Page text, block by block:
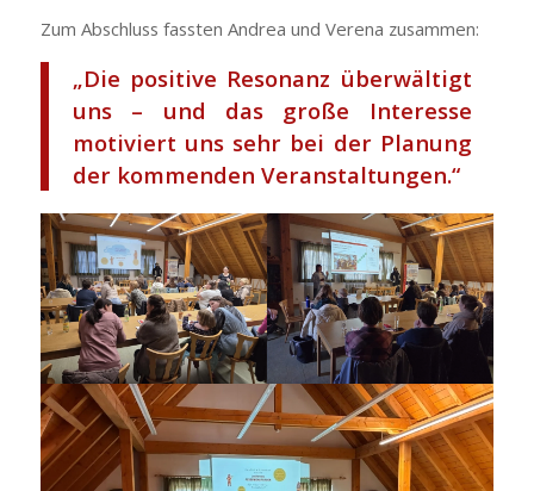
Zum Abschluss fassten Andrea und Verena zusammen:
„Die positive Resonanz überwältigt
uns – und das große Interesse
motiviert uns sehr bei der Planung
der kommenden Veranstaltungen.“